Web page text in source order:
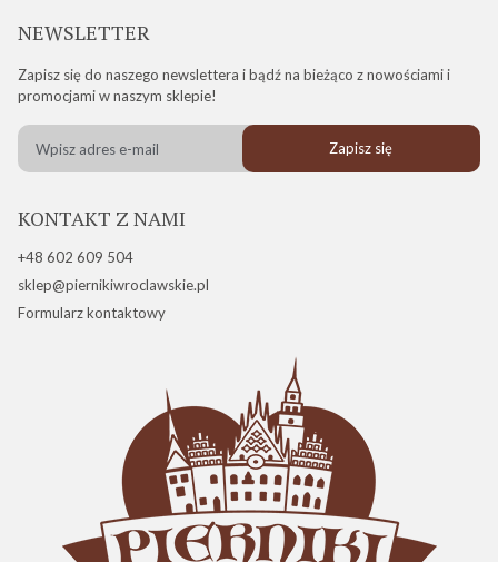
NEWSLETTER
Zapisz się do naszego newslettera i bądź na bieżąco z nowościami i
promocjami w naszym sklepie!
Zapisz się
KONTAKT Z NAMI
+48 602 609 504
sklep@piernikiwroclawskie.pl
Formularz kontaktowy